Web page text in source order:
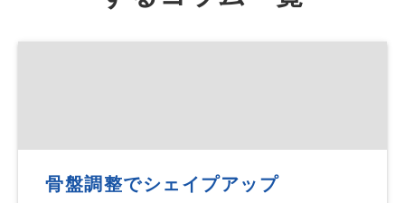
骨盤調整でシェイプアップ